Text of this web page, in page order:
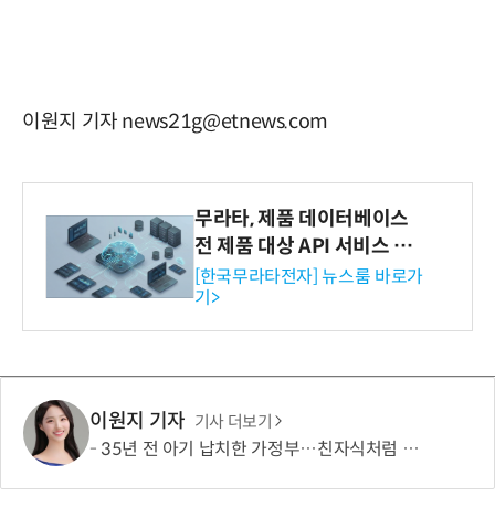
이원지 기자 news21g@etnews.com
무라타, 제품 데이터베이스
전 제품 대상 API 서비스 제
공…73개 제품 카테고리로
확대
[한국무라타전자] 뉴스룸 바로가
기>
이원지 기자 기사 더보기
35년 전 아기 납치한 가정부…친자식처럼 키워서? '징역 3년' 논란